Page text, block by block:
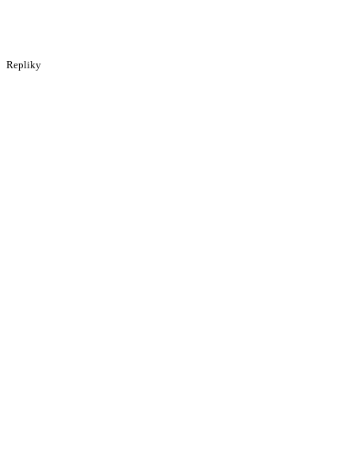
Repliky